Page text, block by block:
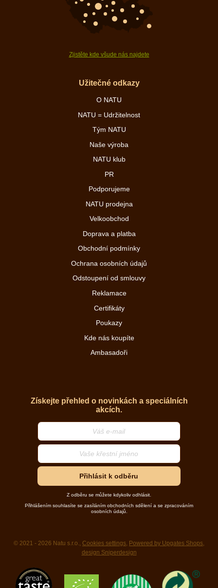
Zjistěte kde všude nás najdete
Užitečné odkazy
O NATU
NATU = Udržitelnost
Tým NATU
Naše výroba
NATU klub
PR
Podporujeme
NATU prodejna
Velkoobchod
Doprava a platba
Obchodní podmínky
Ochrana osobních údajů
Odstoupení od smlouvy
Reklamace
Certifikáty
Poukazy
Kde nás koupíte
Ambasadoři
Získejte přehled o novinkách a speciálních
akcích.
Přihlásit k odběru
Z odběru se můžete kdykoliv odhlásit.
Přihlášením souhlasíte se zasíláním obchodních sdělení a se zpracováním
osobních údajů.
© 2021 - 2026 Natu s.r.o., Cookies settings, Powered by Upgates Shops,
design Sniperdesign